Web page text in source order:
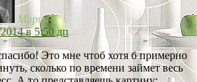
Мария:
в 5:50 дп
Это мне чтоб хотя б примерно
сколько по времени займет весь